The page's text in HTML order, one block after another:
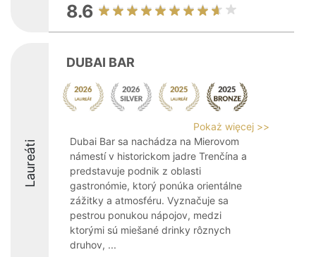
8.6
Laureáti
DUBAI BAR
Pokaż więcej >>
Dubai Bar sa nachádza na Mierovom
námestí v historickom jadre Trenčína a
predstavuje podnik z oblasti
gastronómie, ktorý ponúka orientálne
zážitky a atmosféru. Vyznačuje sa
pestrou ponukou nápojov, medzi
ktorými sú miešané drinky rôznych
druhov, ...